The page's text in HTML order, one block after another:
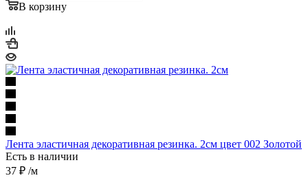
В корзину
Лента эластичная декоративная резинка. 2см цвет 002 Золотой
Есть в наличии
37 ₽ /м